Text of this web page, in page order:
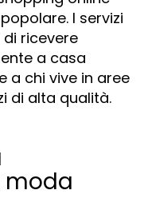
I servizi
ricevere
a casa
a chi vive in aree
di alta qualità.
moda